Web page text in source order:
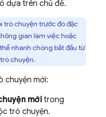
dựa trên chủ đề.
trò chuyện trước đó đặc
gian làm việc hoặc
nhanh chóng bắt đầu từ
chuyện.
chuyện mới:
mớitrong
trò chuyện.